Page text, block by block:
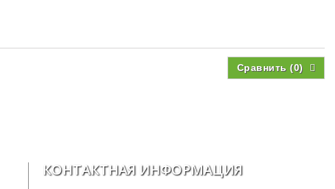
Сравнить (0)
КОНТАКТНАЯ ИНФОРМАЦИЯ